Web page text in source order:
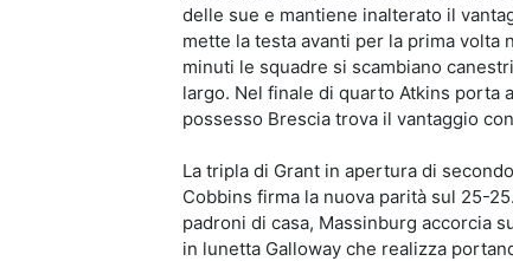
delle sue e mantiene inalterato il
mette la testa avanti per la prima volta
minuti le squadre si scambiano
largo. Nel finale di quarto Atkins porta
possesso Brescia trova il vantaggio
La tripla di Grant in apertura di
Cobbins firma la nuova parità sul 25-
padroni di casa, Massinburg accorcia
in lunetta Galloway che realizza